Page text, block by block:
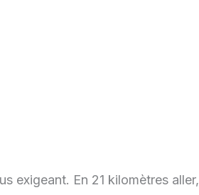
exigeant. En 21 kilomètres aller,